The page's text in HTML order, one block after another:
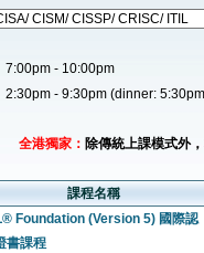
7:00pm - 10:00pm
2:30pm - 9:30pm (dinner:
全港獨家： 除傳統上課模式外
課程名稱
Foundation (Version 5) 國際認
書課程